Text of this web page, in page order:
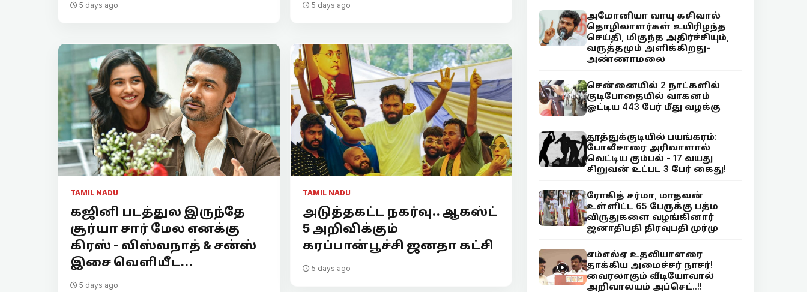
5 days ago 5 days ago
TAMIL NADU
கஜினி படத்துல இருந்தே
சூர்யா சார் மேல எனக்கு
கிரஸ் - விஸ்வநாத் & சன்ஸ்
இசை வெளியீட...
5 days ago
TAMIL NADU
அடுத்தகட்ட நகர்வு.. ஆகஸ்ட்
5 அறிவிக்கும்
கரப்பான்பூச்சி ஜனதா கட்சி
5 days ago
அமோனியா வாயு கசிவால்
தொழிலாளர்கள் உயிரிழந்த
செய்தி, மிகுந்த அதிர்ச்சியும்,
வருத்தமும் அளிக்கிறது-
அண்ணாமலை
சென்னையில் 2 நாட்களில்
குடிபோதையில் வாகனம்
ஓட்டிய 443 பேர் மீது வழக்கு
தூத்துக்குடியில் பயங்கரம்:
போலீசாரை அரிவாளால்
வெட்டிய கும்பல் - 17 வயது
சிறுவன் உட்பட 3 பேர் கைது!
ரோகித் சர்மா, மாதவன்
உள்ளிட்ட 65 பேருக்கு பத்ம
விருதுகளை வழங்கினார்
ஜனாதிபதி திரவுபதி முர்மு
எம்எல்ஏ உதவியாளரை
தாக்கிய அமைச்சர் நாசர்!
வைரலாகும் வீடியோவால்
அறிவாலயம் அப்செட்..!!